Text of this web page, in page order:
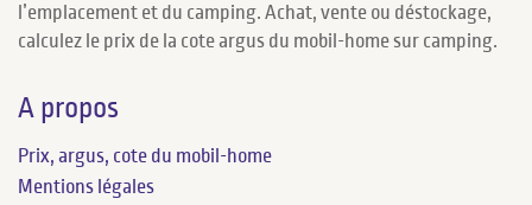
l’emplacement et du camping. Achat, vente ou déstockage,
calculez le prix de la cote argus du mobil-home sur camping.
A propos
Prix, argus, cote du mobil-home
Mentions légales